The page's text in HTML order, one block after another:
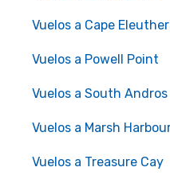
Vuelos a Cape
Vuelos a Powell Point
Vuelos a South Andros
Vuelos a Marsh
Vuelos a Treasure Cay